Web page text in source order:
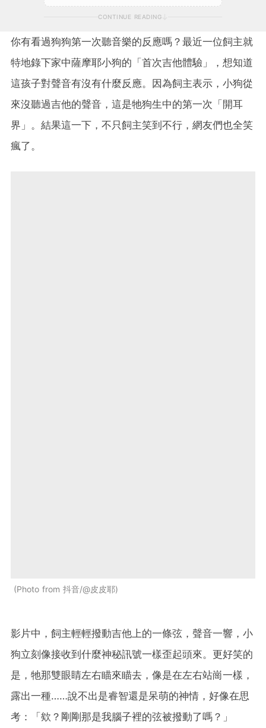
CONTINUE READING
你有看過狗狗第一次聽音樂的反應嗎？最近一位飼主就
特地錄下家中薩摩耶小狗的「首次吉他體驗」，想知道
這孩子對聲音有沒有什麼反應。因為飼主表示，小狗從
來沒聽過吉他的聲音，這是牠狗生中的第一次「開耳
界」。結果這一下，不只飼主笑到不行，網友們也全笑
瘋了。
Photo from 抖音/@皮皮耶
影片中，飼主輕輕撥動吉他上的一條弦，聲音一響，小
狗立刻像接收到什麼神秘訊號一樣歪起頭來。更好笑的
是，牠那雙眼睛左右瞄來瞄去，像是在左右站崗一樣，
露出一種……說不出是睿智還是呆萌的神情，好像在思
考：「欸？剛剛那是我腦子裡的弦被撥動了嗎？」